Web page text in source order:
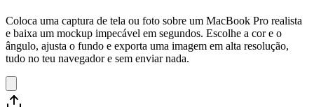
Coloca uma captura de tela ou foto sobre um MacBook Pro realista
e baixa um mockup impecável em segundos. Escolhe a cor e o
ângulo, ajusta o fundo e exporta uma imagem em alta resolução,
tudo no teu navegador e sem enviar nada.